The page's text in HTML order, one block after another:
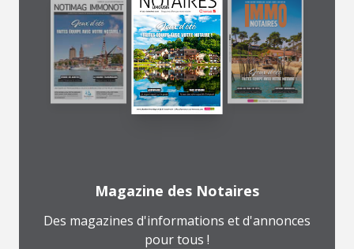
Magazine des Notaires
Des magazines d'informations et d'annonces
pour tous !